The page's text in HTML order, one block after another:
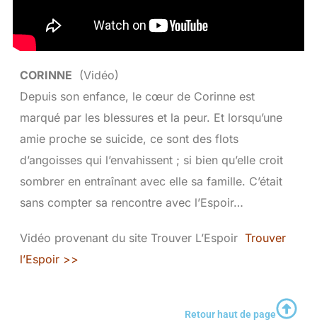
CORINNE (Vidéo)
Depuis son enfance, le cœur de Corinne est
marqué par les blessures et la peur. Et lorsqu’une
amie proche se suicide, ce sont des flots
d’angoisses qui l’envahissent ; si bien qu’elle croit
sombrer en entraînant avec elle sa famille. C’était
sans compter sa rencontre avec l’Espoir…
Vidéo provenant du site Trouver L’Espoir Trouver
l’Espoir >>
Retour haut de page